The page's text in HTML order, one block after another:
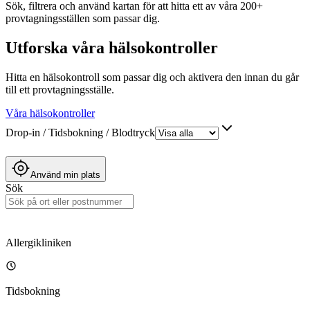
Sök, filtrera och använd kartan för att hitta ett av våra 200+
provtagningsställen som passar dig.
Utforska våra hälsokontroller
Hitta en hälsokontroll som passar dig och aktivera den innan du går
till ett provtagningsställe.
Våra hälsokontroller
Drop-in / Tidsbokning / Blodtryck
Använd min plats
Sök
Allergikliniken
Tidsbokning